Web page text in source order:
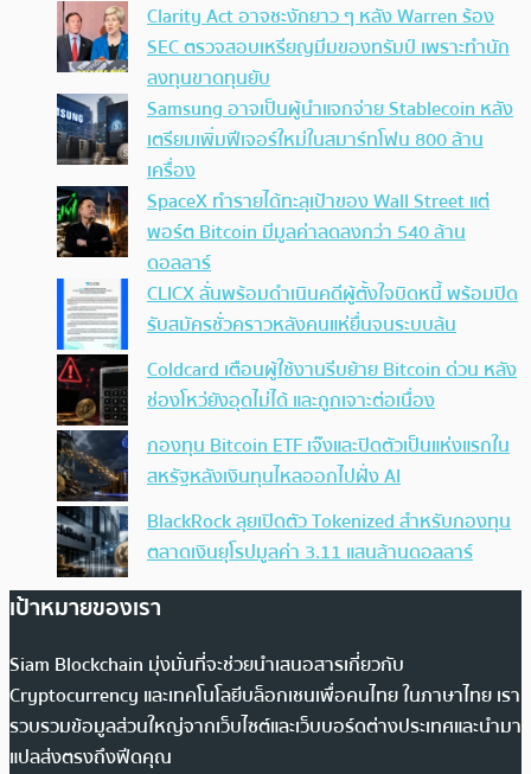
Clarity Act อาจชะงักยาว ๆ หลัง Warren ร้อง
SEC ตรวจสอบเหรียญมีมของทรัมป์ เพราะทำนัก
ลงทุนขาดทุนยับ
Samsung อาจเป็นผู้นำแจกจ่าย Stablecoin หลัง
เตรียมเพิ่มฟีเจอร์ใหม่ในสมาร์ทโฟน 800 ล้าน
เครื่อง
SpaceX ทำรายได้ทะลุเป้าของ Wall Street แต่
พอร์ต Bitcoin มีมูลค่าลดลงกว่า 540 ล้าน
ดอลลาร์
CLICX ลั่นพร้อมดำเนินคดีผู้ตั้งใจบิดหนี้ พร้อมปิด
รับสมัครชั่วคราวหลังคนแห่ยื่นจนระบบล้น
Coldcard เตือนผู้ใช้งานรีบย้าย Bitcoin ด่วน หลัง
ช่องโหว่ยังอุดไม่ได้ และถูกเจาะต่อเนื่อง
กองทุน Bitcoin ETF เจ๊งและปิดตัวเป็นแห่งแรกใน
สหรัฐหลังเงินทุนไหลออกไปฝั่ง AI
BlackRock ลุยเปิดตัว Tokenized สำหรับกองทุน
ตลาดเงินยุโรปมูลค่า 3.11 แสนล้านดอลลาร์
เป้าหมายของเรา
Siam Blockchain มุ่งมั่นที่จะช่วยนำเสนอสารเกี่ยวกับ
Cryptocurrency และเทคโนโลยีบล็อกเชนเพื่อคนไทย ในภาษาไทย เรา
รวบรวมข้อมูลส่วนใหญ่จากเว็บไซต์และเว็บบอร์ดต่างประเทศและนำมา
แปลส่งตรงถึงฟีดคุณ